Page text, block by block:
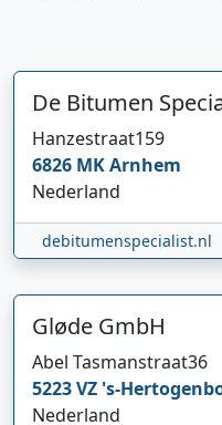
De Bitumen
Hanzestraat159
6826 MKArnhem
Nederland
debitumenspecialist.nl
Gløde GmbH
Abel Tasmanstraat36
5223 VZ 's-
Nederland